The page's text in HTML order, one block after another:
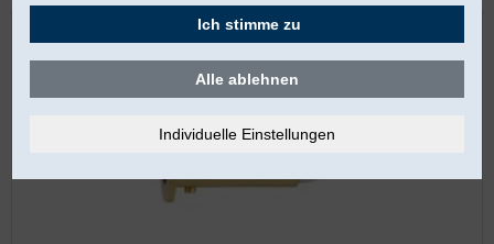
Ich stimme zu
Alle ablehnen